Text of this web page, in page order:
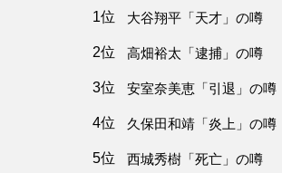
1位 大谷翔平「天才」の噂
2位 高畑裕太「逮捕」の噂
3位 安室奈美恵「引退」の噂
4位 久保田和靖「炎上」の噂
5位 西城秀樹「死亡」の噂